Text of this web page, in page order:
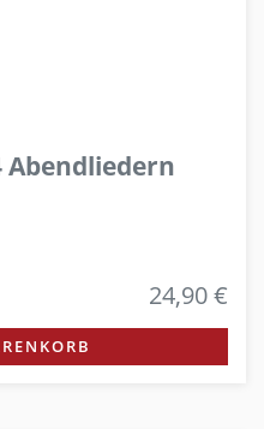
Abendliedern
24,90 €